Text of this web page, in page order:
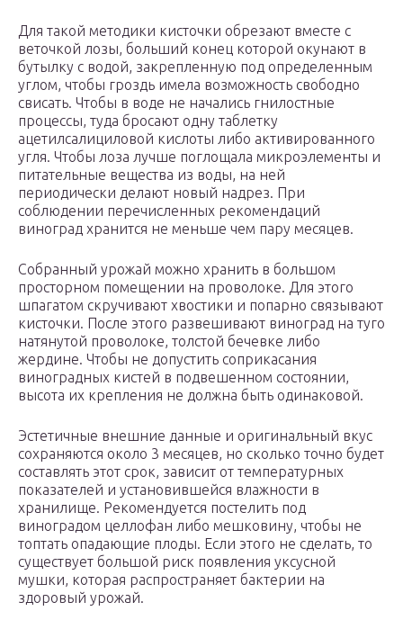
Для такой методики кисточки обрезают вместе с
веточкой лозы, больший конец которой окунают в
бутылку с водой, закрепленную под определенным
углом, чтобы гроздь имела возможность свободно
свисать. Чтобы в воде не начались гнилостные
процессы, туда бросают одну таблетку
ацетилсалициловой кислоты либо активированного
угля. Чтобы лоза лучше поглощала микроэлементы и
питательные вещества из воды, на ней
периодически делают новый надрез. При
соблюдении перечисленных рекомендаций
виноград хранится не меньше чем пару месяцев.
Собранный урожай можно хранить в большом
просторном помещении на проволоке. Для этого
шпагатом скручивают хвостики и попарно связывают
кисточки. После этого развешивают виноград на туго
натянутой проволоке, толстой бечевке либо
жердине. Чтобы не допустить соприкасания
виноградных кистей в подвешенном состоянии,
высота их крепления не должна быть одинаковой.
Эстетичные внешние данные и оригинальный вкус
сохраняются около 3 месяцев, но сколько точно будет
составлять этот срок, зависит от температурных
показателей и установившейся влажности в
хранилище. Рекомендуется постелить под
виноградом целлофан либо мешковину, чтобы не
топтать опадающие плоды. Если этого не сделать, то
существует большой риск появления уксусной
мушки, которая распространяет бактерии на
здоровый урожай.